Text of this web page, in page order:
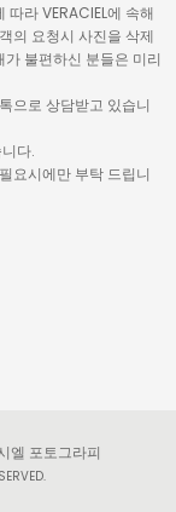
라 VERACIEL에 속해
의 요청시 사진을 삭제
불편하신 분들은 미리
으로 상담받고 있습니
다.
요시에만 부탁 드립니
엘 포토그라피